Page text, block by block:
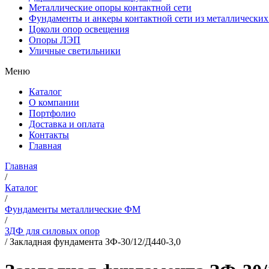
Металлические опоры контактной сети
Фундаменты и анкеры контактной сети из
Цоколи опор освещения
Опоры ЛЭП
Уличные светильники
Меню
Каталог
О компании
Портфолио
Доставка и оплата
Контакты
Главная
Главная
/
Каталог
/
Фундаменты металлические ФМ
/
ЗДФ для силовых опор
/Закладная фундамента ЗФ-30/12/Д440-3,0